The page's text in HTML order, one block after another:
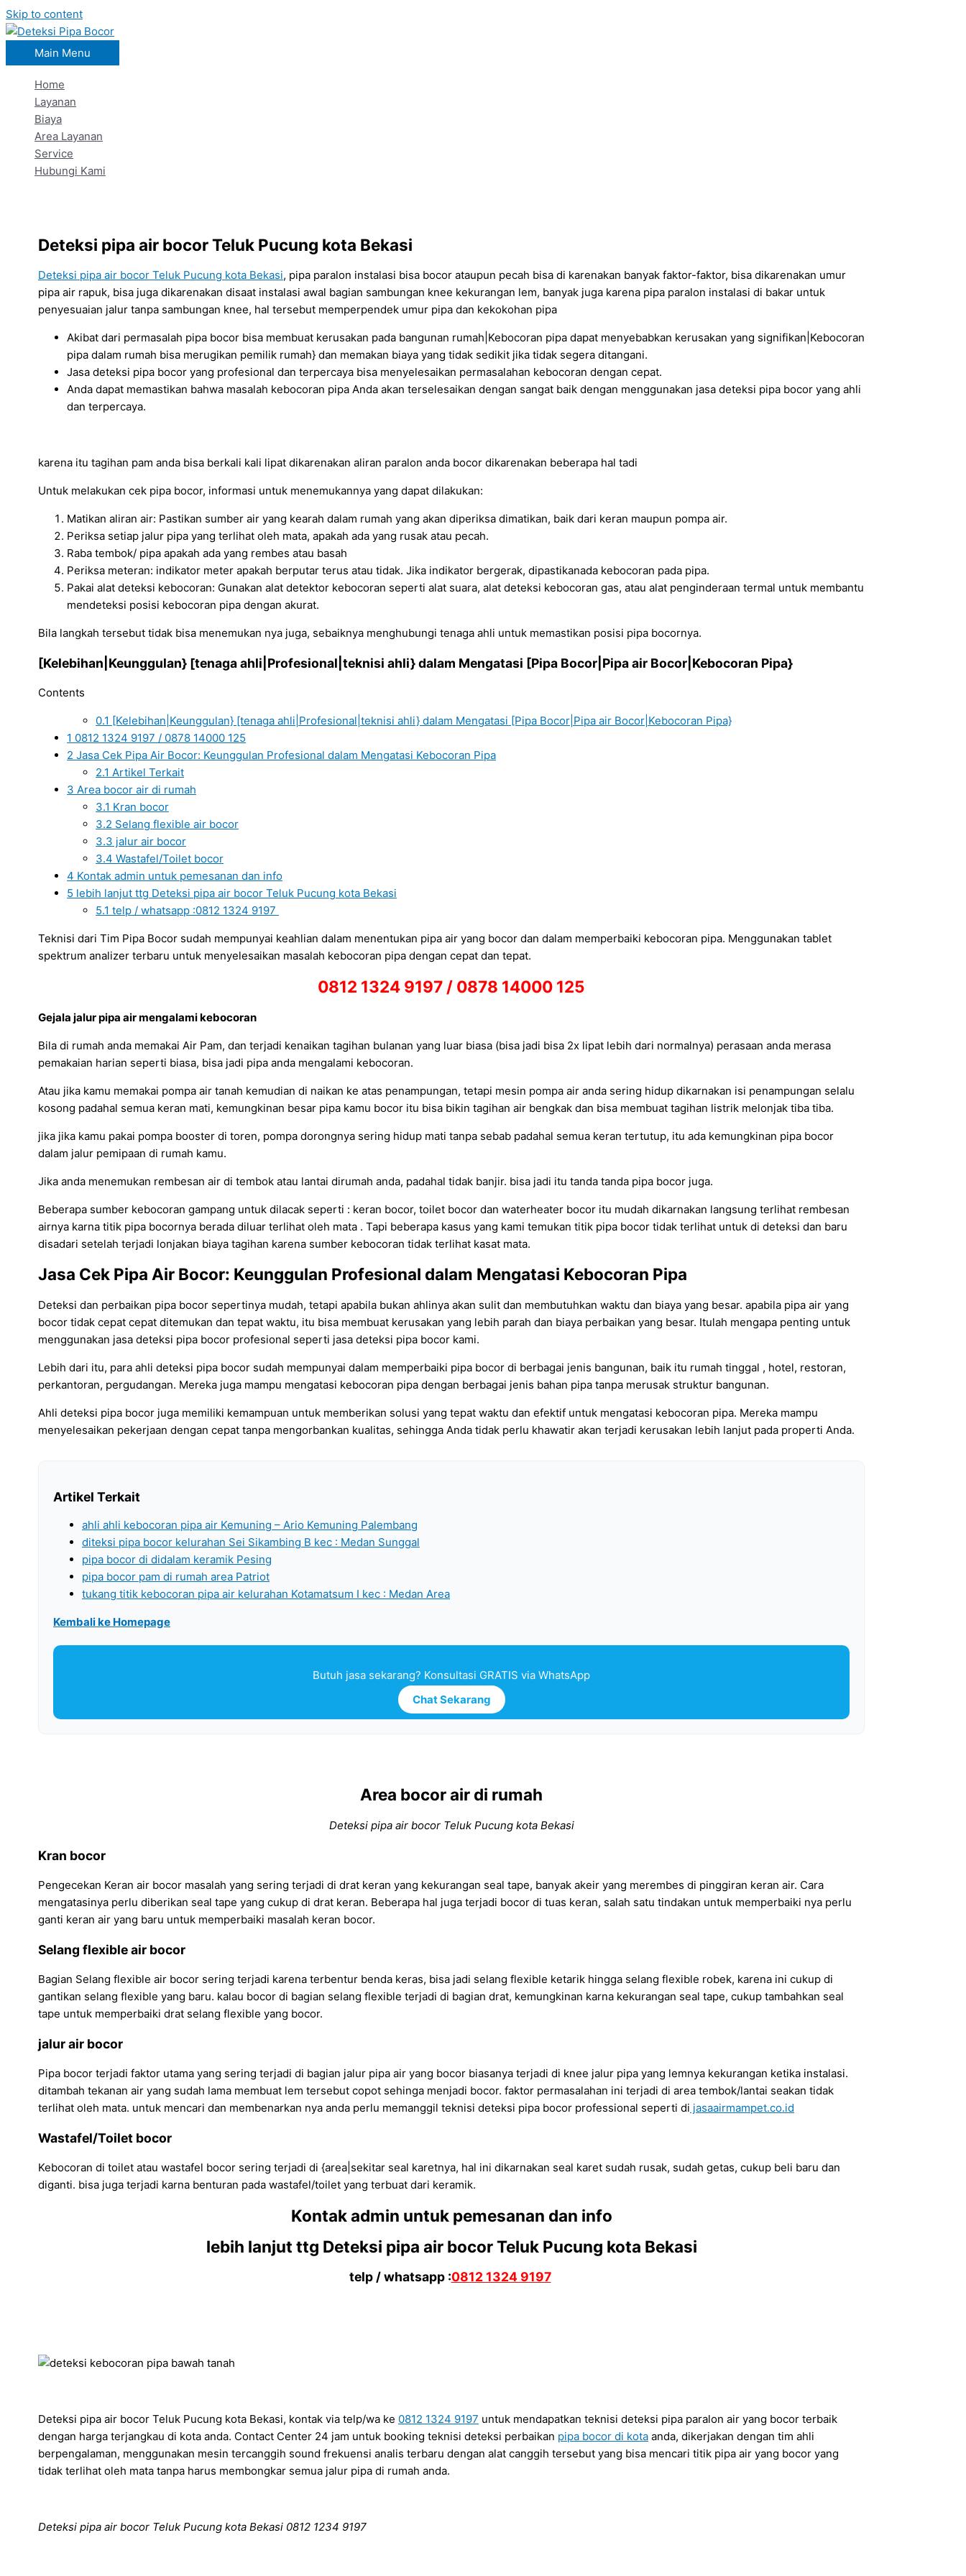
Skip to content
Main Menu
Home
Layanan
Biaya
Area Layanan
Service
Hubungi Kami
Deteksi pipa air bocor Teluk Pucung kota Bekasi
Deteksi pipa air bocor Teluk Pucung kota Bekasi, pipa paralon instalasi bisa bocor ataupun pecah bisa di karenakan banyak faktor-faktor, bisa dikarenakan umur
pipa air rapuk, bisa juga dikarenakan disaat instalasi awal bagian sambungan knee kekurangan lem, banyak juga karena pipa paralon instalasi di bakar untuk
penyesuaian jalur tanpa sambungan knee, hal tersebut memperpendek umur pipa dan kekokohan pipa
Akibat dari permasalah pipa bocor bisa membuat kerusakan pada bangunan rumah|Kebocoran pipa dapat menyebabkan kerusakan yang signifikan|Kebocoran
pipa dalam rumah bisa merugikan pemilik rumah} dan memakan biaya yang tidak sedikit jika tidak segera ditangani.
Jasa deteksi pipa bocor yang profesional dan terpercaya bisa menyelesaikan permasalahan kebocoran dengan cepat.
Anda dapat memastikan bahwa masalah kebocoran pipa Anda akan terselesaikan dengan sangat baik dengan menggunakan jasa deteksi pipa bocor yang ahli
dan terpercaya.
karena itu tagihan pam anda bisa berkali kali lipat dikarenakan aliran paralon anda bocor dikarenakan beberapa hal tadi
Untuk melakukan cek pipa bocor, informasi untuk menemukannya yang dapat dilakukan:
Matikan aliran air: Pastikan sumber air yang kearah dalam rumah yang akan diperiksa dimatikan, baik dari keran maupun pompa air.
Periksa setiap jalur pipa yang terlihat oleh mata, apakah ada yang rusak atau pecah.
Raba tembok/ pipa apakah ada yang rembes atau basah
Periksa meteran: indikator meter apakah berputar terus atau tidak. Jika indikator bergerak, dipastikanada kebocoran pada pipa.
Pakai alat deteksi kebocoran: Gunakan alat detektor kebocoran seperti alat suara, alat deteksi kebocoran gas, atau alat penginderaan termal untuk membantu
mendeteksi posisi kebocoran pipa dengan akurat.
Bila langkah tersebut tidak bisa menemukan nya juga, sebaiknya menghubungi tenaga ahli untuk memastikan posisi pipa bocornya.
[Kelebihan|Keunggulan} [tenaga ahli|Profesional|teknisi ahli} dalam Mengatasi [Pipa Bocor|Pipa air Bocor|Kebocoran Pipa}
Contents
0.1 [Kelebihan|Keunggulan} [tenaga ahli|Profesional|teknisi ahli} dalam Mengatasi [Pipa Bocor|Pipa air Bocor|Kebocoran Pipa}
1 0812 1324 9197 / 0878 14000 125
2 Jasa Cek Pipa Air Bocor: Keunggulan Profesional dalam Mengatasi Kebocoran Pipa
2.1 Artikel Terkait
3 Area bocor air di rumah
3.1 Kran bocor
3.2 Selang flexible air bocor
3.3 jalur air bocor
3.4 Wastafel/Toilet bocor
4 Kontak admin untuk pemesanan dan info
5 lebih lanjut ttg Deteksi pipa air bocor Teluk Pucung kota Bekasi
5.1 telp / whatsapp :0812 1324 9197
Teknisi dari Tim Pipa Bocor sudah mempunyai keahlian dalam menentukan pipa air yang bocor dan dalam memperbaiki kebocoran pipa. Menggunakan tablet
spektrum analizer terbaru untuk menyelesaikan masalah kebocoran pipa dengan cepat dan tepat.
0812 1324 9197 / 0878 14000 125
Gejala jalur pipa air mengalami kebocoran
Bila di rumah anda memakai Air Pam, dan terjadi kenaikan tagihan bulanan yang luar biasa (bisa jadi bisa 2x lipat lebih dari normalnya) perasaan anda merasa
pemakaian harian seperti biasa, bisa jadi pipa anda mengalami kebocoran.
Atau jika kamu memakai pompa air tanah kemudian di naikan ke atas penampungan, tetapi mesin pompa air anda sering hidup dikarnakan isi penampungan selalu
kosong padahal semua keran mati, kemungkinan besar pipa kamu bocor itu bisa bikin tagihan air bengkak dan bisa membuat tagihan listrik melonjak tiba tiba.
jika jika kamu pakai pompa booster di toren, pompa dorongnya sering hidup mati tanpa sebab padahal semua keran tertutup, itu ada kemungkinan pipa bocor
dalam jalur pemipaan di rumah kamu.
Jika anda menemukan rembesan air di tembok atau lantai dirumah anda, padahal tidak banjir. bisa jadi itu tanda tanda pipa bocor juga.
Beberapa sumber kebocoran gampang untuk dilacak seperti : keran bocor, toilet bocor dan waterheater bocor itu mudah dikarnakan langsung terlihat rembesan
airnya karna titik pipa bocornya berada diluar terlihat oleh mata . Tapi beberapa kasus yang kami temukan titik pipa bocor tidak terlihat untuk di deteksi dan baru
disadari setelah terjadi lonjakan biaya tagihan karena sumber kebocoran tidak terlihat kasat mata.
Jasa Cek Pipa Air Bocor: Keunggulan Profesional dalam Mengatasi Kebocoran Pipa
Deteksi dan perbaikan pipa bocor sepertinya mudah, tetapi apabila bukan ahlinya akan sulit dan membutuhkan waktu dan biaya yang besar. apabila pipa air yang
bocor tidak cepat cepat ditemukan dan tepat waktu, itu bisa membuat kerusakan yang lebih parah dan biaya perbaikan yang besar. Itulah mengapa penting untuk
menggunakan jasa deteksi pipa bocor profesional seperti jasa deteksi pipa bocor kami.
Lebih dari itu, para ahli deteksi pipa bocor sudah mempunyai dalam memperbaiki pipa bocor di berbagai jenis bangunan, baik itu rumah tinggal , hotel, restoran,
perkantoran, pergudangan. Mereka juga mampu mengatasi kebocoran pipa dengan berbagai jenis bahan pipa tanpa merusak struktur bangunan.
Ahli deteksi pipa bocor juga memiliki kemampuan untuk memberikan solusi yang tepat waktu dan efektif untuk mengatasi kebocoran pipa. Mereka mampu
menyelesaikan pekerjaan dengan cepat tanpa mengorbankan kualitas, sehingga Anda tidak perlu khawatir akan terjadi kerusakan lebih lanjut pada properti Anda.
Artikel Terkait
ahli ahli kebocoran pipa air Kemuning – Ario Kemuning Palembang
diteksi pipa bocor kelurahan Sei Sikambing B kec : Medan Sunggal
pipa bocor di didalam keramik Pesing
pipa bocor pam di rumah area Patriot
tukang titik kebocoran pipa air kelurahan Kotamatsum I kec : Medan Area
Kembali ke Homepage
Butuh jasa sekarang? Konsultasi GRATIS via WhatsApp
Chat Sekarang
Area bocor air di rumah
Deteksi pipa air bocor Teluk Pucung kota Bekasi
Kran bocor
Pengecekan Keran air bocor masalah yang sering terjadi di drat keran yang kekurangan seal tape, banyak akeir yang merembes di pinggiran keran air. Cara
mengatasinya perlu diberikan seal tape yang cukup di drat keran. Beberapa hal juga terjadi bocor di tuas keran, salah satu tindakan untuk memperbaiki nya perlu
ganti keran air yang baru untuk memperbaiki masalah keran bocor.
Selang flexible air bocor
Bagian Selang flexible air bocor sering terjadi karena terbentur benda keras, bisa jadi selang flexible ketarik hingga selang flexible robek, karena ini cukup di
gantikan selang flexible yang baru. kalau bocor di bagian selang flexible terjadi di bagian drat, kemungkinan karna kekurangan seal tape, cukup tambahkan seal
tape untuk memperbaiki drat selang flexible yang bocor.
jalur air bocor
Pipa bocor terjadi faktor utama yang sering terjadi di bagian jalur pipa air yang bocor biasanya terjadi di knee jalur pipa yang lemnya kekurangan ketika instalasi.
ditambah tekanan air yang sudah lama membuat lem tersebut copot sehinga menjadi bocor. faktor permasalahan ini terjadi di area tembok/lantai seakan tidak
terlihat oleh mata. untuk mencari dan membenarkan nya anda perlu memanggil teknisi deteksi pipa bocor professional seperti di jasaairmampet.co.id
Wastafel/Toilet bocor
Kebocoran di toilet atau wastafel bocor sering terjadi di {area|sekitar seal karetnya, hal ini dikarnakan seal karet sudah rusak, sudah getas, cukup beli baru dan
diganti. bisa juga terjadi karna benturan pada wastafel/toilet yang terbuat dari keramik.
Kontak admin untuk pemesanan dan info
lebih lanjut ttg Deteksi pipa air bocor Teluk Pucung kota Bekasi
telp / whatsapp :0812 1324 9197
Deteksi pipa air bocor Teluk Pucung kota Bekasi, kontak via telp/wa ke 0812 1324 9197 untuk mendapatkan teknisi deteksi pipa paralon air yang bocor terbaik
dengan harga terjangkau di kota anda. Contact Center 24 jam untuk booking teknisi deteksi perbaikan pipa bocor di kota anda, dikerjakan dengan tim ahli
berpengalaman, menggunakan mesin tercanggih sound frekuensi analis terbaru dengan alat canggih tersebut yang bisa mencari titik pipa air yang bocor yang
tidak terlihat oleh mata tanpa harus membongkar semua jalur pipa di rumah anda.
Deteksi pipa air bocor Teluk Pucung kota Bekasi 0812 1234 9197